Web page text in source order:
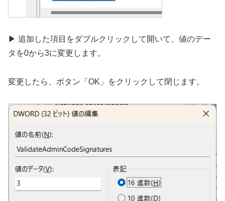
▶ 追加した項目をダブルクリックして開いて、値のデー
タを0から3に変更します。
変更したら、ボタン「OK」をクリックして閉じます。